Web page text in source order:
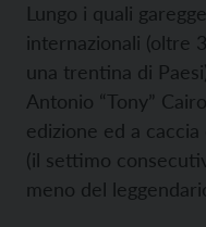
Lungo i quali
internazionali (oltre
una trentina di
Antonio “Tony”
edizione ed a
(il settimo
meno del